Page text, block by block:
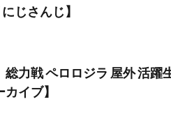
じさんじ】
総力戦 ペロロジラ 屋外 活躍
イブ】